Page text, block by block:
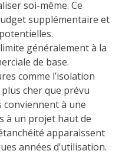
soi-même. Ce
supplémentaire et
généralement à la
de base.
comme l’isolation
cher que prévu
conviennent à une
à un projet haut de
apparaissent
années d’utilisation.